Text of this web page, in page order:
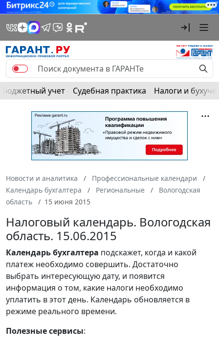
Бюджетный учет Судебная практика Налоги и
Новости и аналитика
Профессиональные календари
Календарь бухгалтера
Региональные
Вологодская
область
15 июня 2015
Налоговый календарь. Вологодская
область. 15.06.2015
Календарьбухгалтера подскажет, когда и какой
платеж необходимо совершить. Достаточно
выбрать интересующую дату, и появится
информация о том, какие налоги необходимо
уплатить в этот день. Календарь обновляется в
режиме реального времени.
Полезные сервисы: